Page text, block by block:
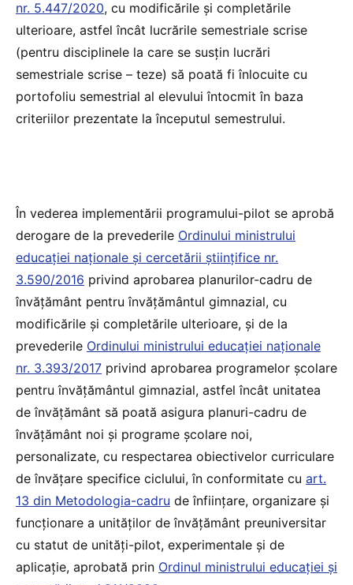
nr. 5.447/2020, cu modificările și completările
ulterioare, astfel încât lucrările semestriale scrise
(pentru disciplinele la care se susțin lucrări
semestriale scrise – teze) să poată fi înlocuite cu
portofoliu semestrial al elevului întocmit în baza
criteriilor prezentate la începutul semestrului.
În vederea implementării programului-pilot se aprobă
derogare de la prevederile Ordinului ministrului
educației naționale și cercetării științifice nr.
3.590/2016 privind aprobarea planurilor-cadru de
învățământ pentru învățământul gimnazial, cu
modificările și completările ulterioare, și de la
prevederile Ordinului ministrului educației naționale
nr. 3.393/2017 privind aprobarea programelor școlare
pentru învățământul gimnazial, astfel încât unitatea
de învățământ să poată asigura planuri-cadru de
învățământ noi și programe școlare noi,
personalizate, cu respectarea obiectivelor curriculare
de învățare specifice ciclului, în conformitate cu art.
13 din Metodologia-cadru de înființare, organizare și
funcționare a unităților de învățământ preuniversitar
cu statut de unități-pilot, experimentale și de
aplicație, aprobată prin Ordinul ministrului educației și